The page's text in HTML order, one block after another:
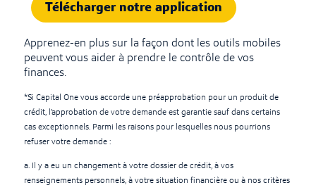
Télécharger notre application
Apprenez-en plus sur la façon dont les outils mobiles
peuvent vous aider à prendre le contrôle de vos
finances.
*Si Capital One vous accorde une préapprobation pour un produit de
crédit, l’approbation de votre demande est garantie sauf dans certains
cas exceptionnels. Parmi les raisons pour lesquelles nous pourrions
refuser votre demande :
a. Il y a eu un changement à votre dossier de crédit, à vos
renseignements personnels, à votre situation financière ou à nos critères